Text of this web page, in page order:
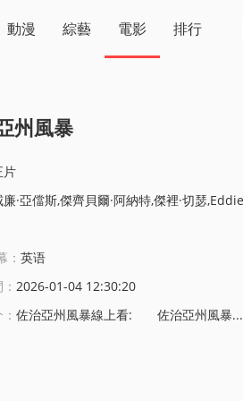
動漫 綜藝 電影 排行
州風暴
片
廉·亞儅斯,傑齊貝爾·阿納特,傑裡·切瑟
： 英语
2026-01-04 12:30:20
佐治亞州風暴線上看: 佐治亞州風暴...